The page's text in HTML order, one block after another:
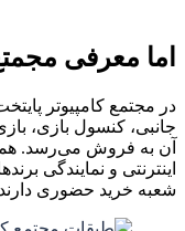
اما معرفی
در مجتمع کامپیوتر
جانبی، کنسول بازی،
آن به فروش می‌رسد.
اینترنتی و نمایندگی
شعبه خرید حضوری